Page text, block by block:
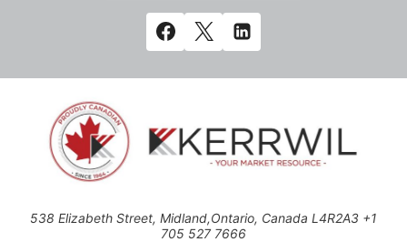
538 Elizabeth Street, Midland,Ontario, Canada L4R2A3 +1
705 527 7666